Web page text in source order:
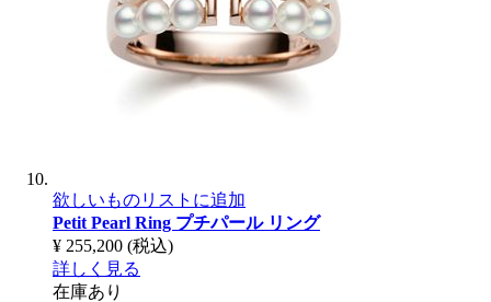
欲しいものリストに追加
Petit Pearl Ring プチパール リング
¥ 255,200 (税込)
詳しく見る
在庫あり